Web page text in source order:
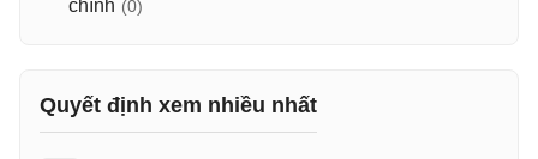
chính (0)
Quyết định xem nhiều nhất